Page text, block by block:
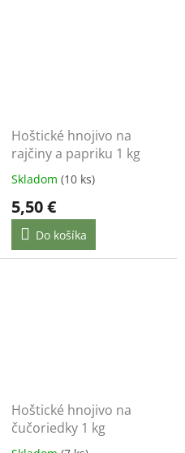
Hoštické hnojivo na
rajčiny a papriku 1 kg
Skladom (10 ks)
5,50 €
Do košíka
Hoštické hnojivo na
čučoriedky 1 kg